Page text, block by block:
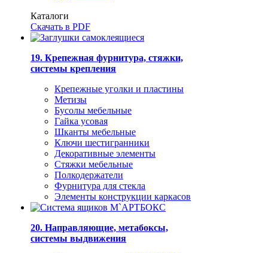
Каталоги
Скачать в PDF
19. Крепежная фурнитура, стяжки,
системы крепления
Крепежные уголки и пластины
Метизы
Бусолы мебельные
Гайка усовая
Шканты мебельные
Ключи шестигранники
Декоративные элементы
Стяжки мебельные
Полкодержатели
Фурнитура для стекла
Элементы конструкции каркасов
20. Направляющие, метабоксы,
системы выдвижения